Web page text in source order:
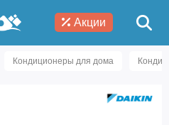
Акции
Кондиционеры для дома